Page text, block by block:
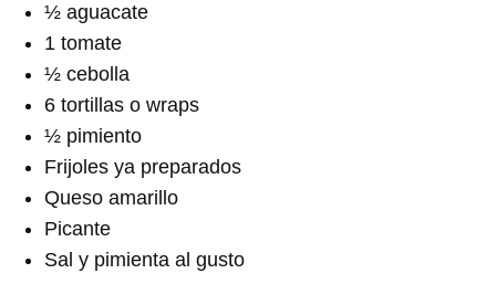
½ aguacate
1 tomate
½ cebolla
6 tortillas o wraps
½ pimiento
Frijoles ya preparados
Queso amarillo
Picante
Sal y pimienta al gusto